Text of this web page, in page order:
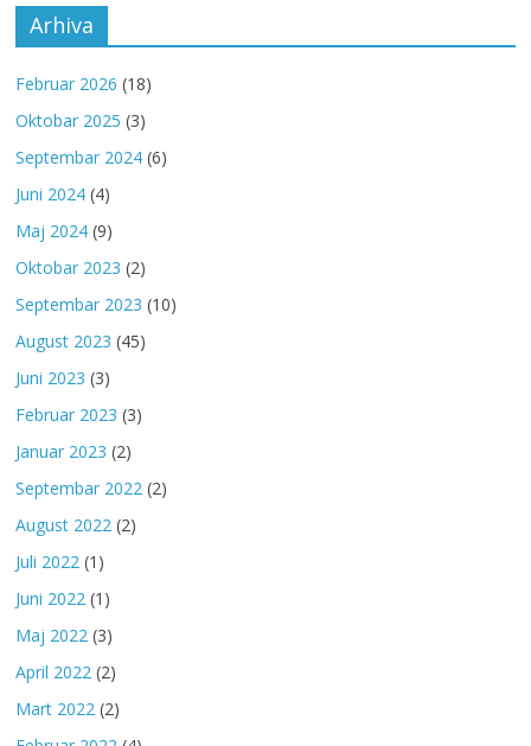
Arhiva
Februar 2026 (18)
Oktobar 2025 (3)
Septembar 2024 (6)
Juni 2024 (4)
Maj 2024 (9)
Oktobar 2023 (2)
Septembar 2023 (10)
August 2023 (45)
Juni 2023 (3)
Februar 2023 (3)
Januar 2023 (2)
Septembar 2022 (2)
August 2022 (2)
Juli 2022 (1)
Juni 2022 (1)
Maj 2022 (3)
April 2022 (2)
Mart 2022 (2)